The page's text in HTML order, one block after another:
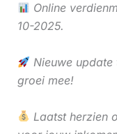
Online
10-2025.
Nieuwe
groei mee!
Laatst herzien